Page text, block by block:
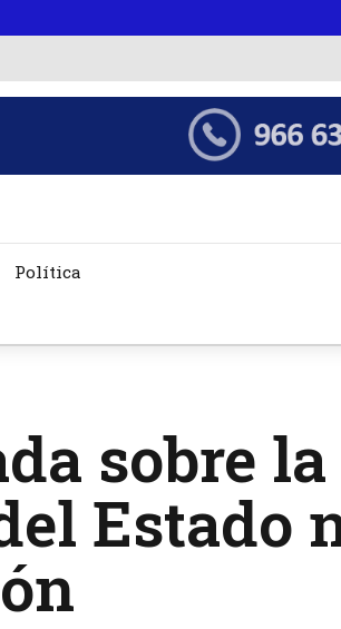
Política
sobre la
Estado